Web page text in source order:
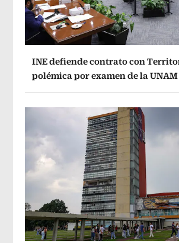
INE defiende contrato con
polémica por examen de la UNAM